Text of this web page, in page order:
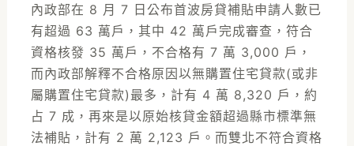
內政部在 8 月 7 日公布首波房貸補貼申請人數已
有超過 63 萬戶，其中 42 萬戶完成審查，符合
資格核發 35 萬戶，不合格有 7 萬 3,000 戶，
而內政部解釋不合格原因以無購置住宅貸款(或非
屬購置住宅貸款)最多，計有 4 萬 8,320 戶，約
占 7 成，再來是以原始核貸金額超過縣市標準無
法補貼，計有 2 萬 2,123 戶。而雙北不符合資格